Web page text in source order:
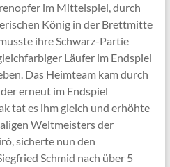
im Mittelspiel, durch
König in der Brettmitte
ihre Schwarz-Partie
Läufer im Endspiel
Das Heimteam kam durch
erneut im Endspiel
tat es ihm gleich und erhöhte
Weltmeisters der
sicherte nun den
Schmid nach über 5